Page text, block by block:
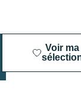
Voir ma